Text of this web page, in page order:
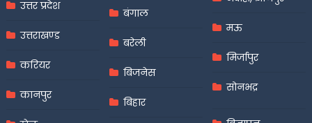
उत्तर प्रदेश
उत्तराखण्ड
करियर
कानपुर
बंगाल
बरेली
बिजनेस
बिहार
मऊ
मिर्जापुर
सोनभद्र